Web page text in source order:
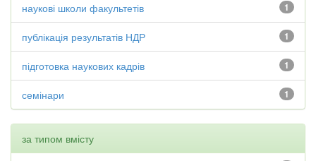
1
наукові школи факультетів
1
публікація результатів НДР
1
підготовка наукових кадрів
1
семінари
за типом вмісту